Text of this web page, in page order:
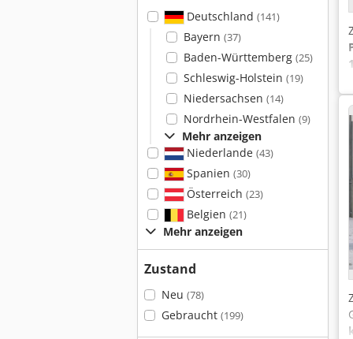
Deutschland (141)
Bayern (37)
Baden-Württemberg (25)
Schleswig-Holstein (19)
Niedersachsen (14)
Nordrhein-Westfalen (9)
Mehr anzeigen
Niederlande (43)
Spanien (30)
Österreich (23)
Belgien (21)
Mehr anzeigen
Zustand
Neu (78)
Gebraucht (199)